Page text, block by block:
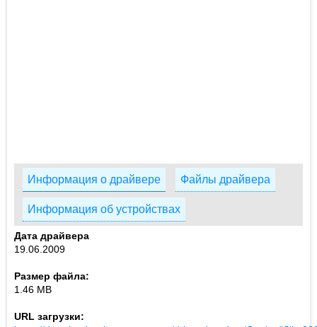
Информация о драйвере Файлы драйвера
Информация об устройствах
Дата драйвера
19.06.2009
Размер файла:
1.46 MB
URL загрузки: